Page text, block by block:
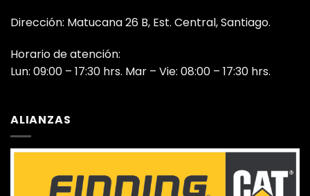
Dirección: Matucana 26 B, Est. Central, Santiago.
Horario de atención:
Lun: 09:00 – 17:30 hrs. Mar – Vie: 08:00 – 17:30 hrs.
ALIANZAS